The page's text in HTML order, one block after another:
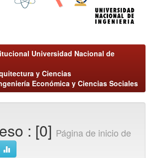
Universidad Nacional de
y Ciencias
Económica y Ciencias Sociales
: [0] Página de inicio de